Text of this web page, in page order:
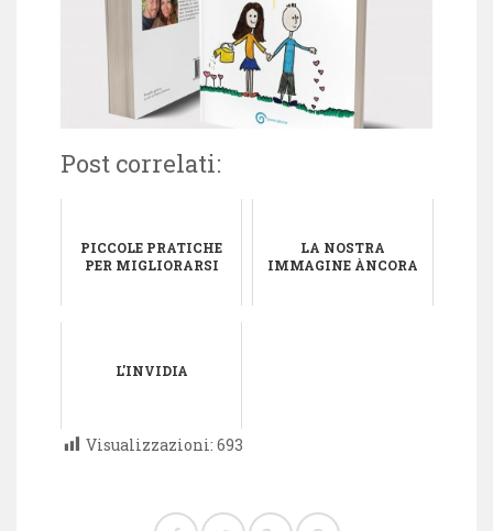
Post correlati:
PICCOLE PRATICHE
PER MIGLIORARSI
LA NOSTRA
IMMAGINE ÀNCORA
L'INVIDIA
Visualizzazioni: 693